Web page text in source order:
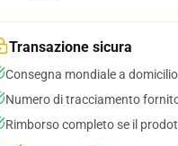
Transazione sicura
Consegna mondiale a domicilio
Numero di tracciamento
Rimborso completo se il